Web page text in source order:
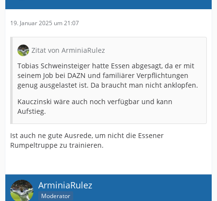
19. Januar 2025 um 21:07
Zitat von ArminiaRulez
Tobias Schweinsteiger hatte Essen abgesagt, da er mit
seinem Job bei DAZN und familiärer Verpflichtungen
genug ausgelastet ist. Da braucht man nicht anklopfen.
Kauczinski wäre auch noch verfügbar und kann
Aufstieg.
Ist auch ne gute Ausrede, um nicht die Essener
Rumpeltruppe zu trainieren.
ArminiaRulez
Moderator